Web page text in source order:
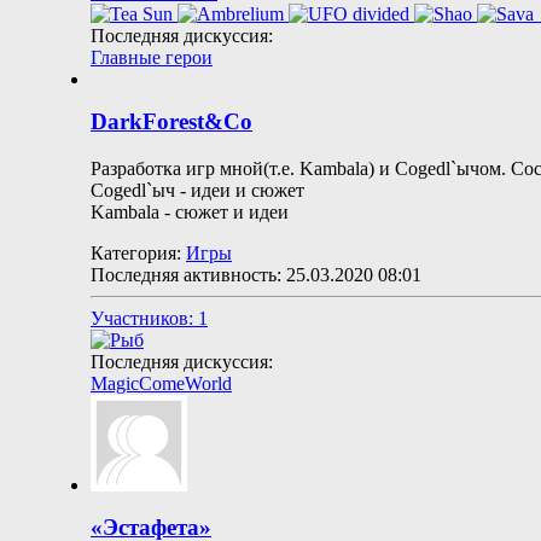
Последняя дискуссия:
Главные герои
DarkForest&Co
Разработка игр мной(т.е. Kambala) и Cogedl`ычом.
Cogedl`ыч - идеи и сюжет
Kambala - сюжет и идеи
Категория: Игры
Последняя активность: 25.03.2020 08:01
Участников: 1
Последняя дискуссия:
MagicComeWorld
«Эстафета»